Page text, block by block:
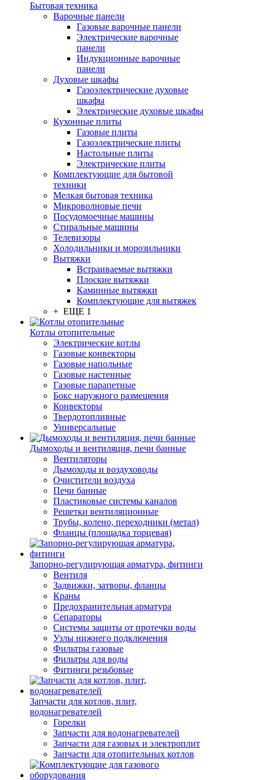
Бытовая техника
Варочные панели
Газовые варочные панели
Электрические варочные
панели
Индукционные варочные
панели
Духовые шкафы
Газоэлектрические духовые
шкафы
Электрические духовые шкафы
Кухонные плиты
Газовые плиты
Газоэлектрические плиты
Настольные плиты
Электрические плиты
Комплектующие для бытовой
техники
Мелкая бытовая техника
Микроволновые печи
Посудомоечные машины
Стиральные машины
Телевизоры
Холодильники и морозильники
Вытяжки
Встраиваемые вытяжки
Плоские вытяжки
Каминные вытяжки
Комплектующие для вытяжек
+ ЕЩЕ 1
Котлы отопительные
Электрические котлы
Газовые конвекторы
Газовые напольные
Газовые настенные
Газовые парапетные
Бокс наружного размещения
Конвекторы
Твердотопливные
Универсальные
Дымоходы и вентиляция, печи банные
Вентиляторы
Дымоходы и воздуховоды
Очистители воздуха
Печи банные
Пластиковые системы каналов
Решетки вентиляционные
Трубы, колено, переходники (метал)
Фланцы (площадка торцевая)
Запорно-регулирующая арматура, фитинги
Вентиля
Задвижки, затворы, фланцы
Краны
Предохранительная арматура
Сепараторы
Системы защиты от протечки воды
Узлы нижнего подключения
Фильтры газовые
Фильтры для воды
Фитинги резьбовые
Запчасти для котлов, плит,
водонагревателей
Горелки
Запчасти для водонагревателей
Запчасти для газовых и электроплит
Запчасти для отопительных котлов